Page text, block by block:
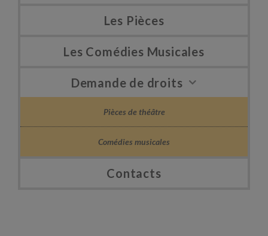
Les Pièces
Les Comédies Musicales
Demande de droits
Pièces de théâtre
Comédies musicales
Contacts